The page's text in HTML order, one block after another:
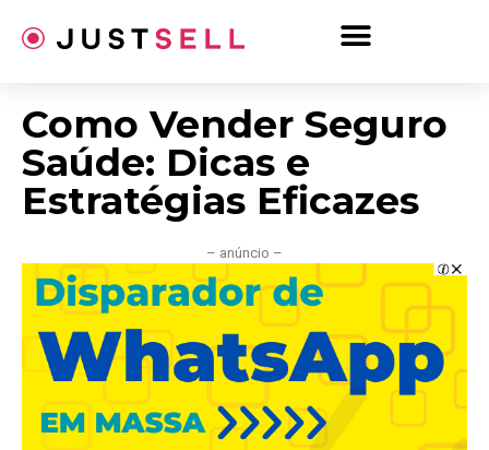
para
Como Vender Seguro
Saúde: Dicas e
Estratégias Eficazes
– anúncio –